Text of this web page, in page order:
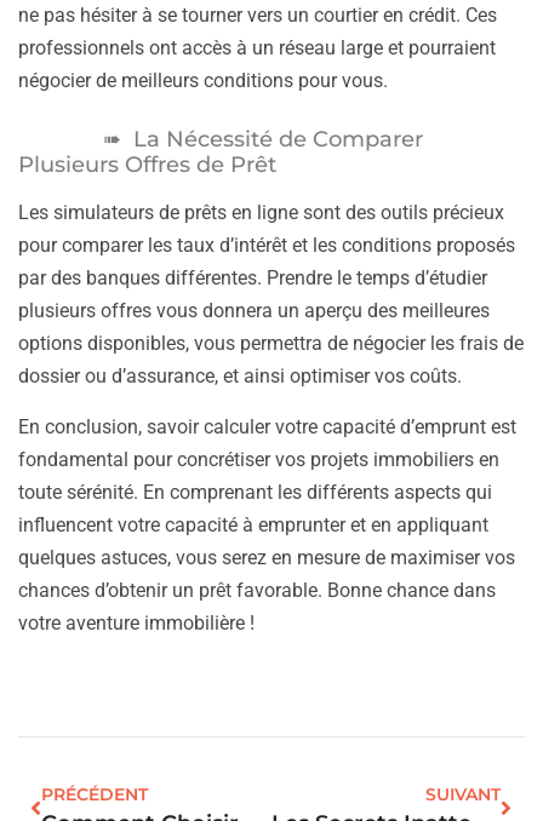
ne pas hésiter à se tourner vers un courtier en crédit. Ces
professionnels ont accès à un réseau large et pourraient
négocier de meilleurs conditions pour vous.
La Nécessité de Comparer
Plusieurs Offres de Prêt
Les simulateurs de prêts en ligne sont des outils précieux
pour comparer les taux d’intérêt et les conditions proposés
par des banques différentes. Prendre le temps d’étudier
plusieurs offres vous donnera un aperçu des meilleures
options disponibles, vous permettra de négocier les frais de
dossier ou d’assurance, et ainsi optimiser vos coûts.
En conclusion, savoir calculer votre capacité d’emprunt est
fondamental pour concrétiser vos projets immobiliers en
toute sérénité. En comprenant les différents aspects qui
influencent votre capacité à emprunter et en appliquant
quelques astuces, vous serez en mesure de maximiser vos
chances d’obtenir un prêt favorable. Bonne chance dans
votre aventure immobilière !
PRÉCÉDENT SUIVANT